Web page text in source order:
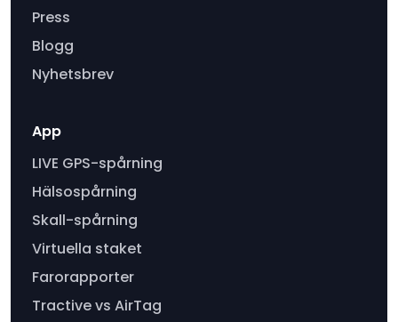
Press
Blogg
Nyhetsbrev
App
LIVE GPS-spårning
Hälsospårning
Skall-spårning
Virtuella staket
Farorapporter
Tractive vs AirTag